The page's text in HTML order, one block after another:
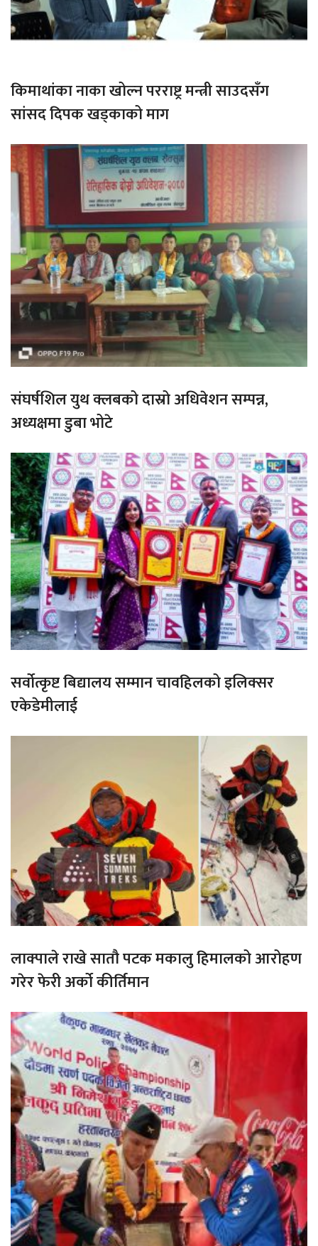
किमाथांका नाका खोल्न परराष्ट्र मन्त्री साउदसँग
सांसद दिपक खड्काको माग
संघर्षशिल युथ क्लबको दास्रो अधिवेशन सम्पन्न,
अध्यक्षमा डुबा भोटे
सर्वोत्कृष्ट बिद्यालय सम्मान चावहिलको इलिक्सर
एकेडेमीलाई
लाक्पाले राखे सातौ पटक मकालु हिमालको आरोहण
गरेर फेरी अर्को कीर्तिमान